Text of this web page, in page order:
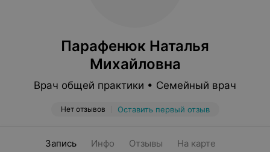
Парафенюк Наталья
Михайловна
Врач общей практики • Семейный врач
Нет отзывов Оставить первый отзыв
Запись Инфо Отзывы На карте